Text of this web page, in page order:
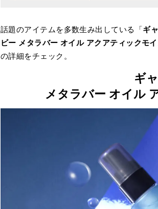
話題のアイテムを多数生み出している「ギ
ビー メタラバー オイル アクアティックモイ
の詳細をチェック。
ギ
メタラバー オイル